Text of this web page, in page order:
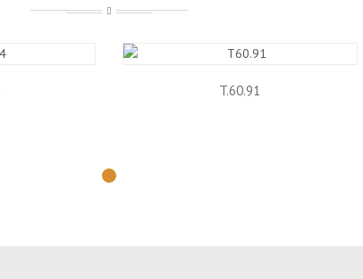
T.60.91